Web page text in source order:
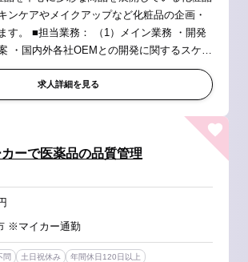
ンケアやメイクアップなど化粧品の企画・
ン業務 ・開発
ケジ
インなど）⇒
求人詳細を見る
ーで医薬品の品質管理
※マイカー通勤
問 土日祝休み
年間休日120日以上